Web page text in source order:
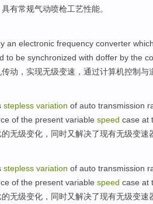
具有常规气动喷枪工艺性能。
an electronic frequency converter
to be synchronized with doffer by the
传动 ， 实现无级变速 ， 通过计算机控制与
stepless variation of auto transmission
of the present variable speed case at
的无级变化 ， 同时又解决了现有无级变速
stepless variation of auto transmission
of the present variable speed case at
的无级变化 ， 同时又解决了现有无级变速